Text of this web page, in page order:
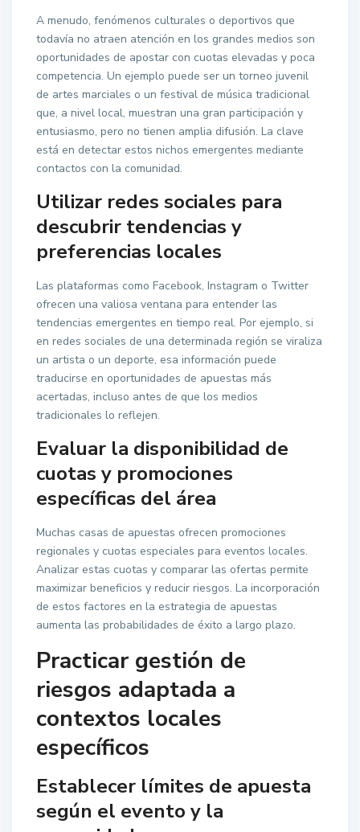
A menudo, fenómenos culturales o deportivos que
todavía no atraen atención en los grandes medios son
oportunidades de apostar con cuotas elevadas y poca
competencia. Un ejemplo puede ser un torneo juvenil
de artes marciales o un festival de música tradicional
que, a nivel local, muestran una gran participación y
entusiasmo, pero no tienen amplia difusión. La clave
está en detectar estos nichos emergentes mediante
contactos con la comunidad.
Utilizar redes sociales para
descubrir tendencias y
preferencias locales
Las plataformas como Facebook, Instagram o Twitter
ofrecen una valiosa ventana para entender las
tendencias emergentes en tiempo real. Por ejemplo, si
en redes sociales de una determinada región se viraliza
un artista o un deporte, esa información puede
traducirse en oportunidades de apuestas más
acertadas, incluso antes de que los medios
tradicionales lo reflejen.
Evaluar la disponibilidad de
cuotas y promociones
específicas del área
Muchas casas de apuestas ofrecen promociones
regionales y cuotas especiales para eventos locales.
Analizar estas cuotas y comparar las ofertas permite
maximizar beneficios y reducir riesgos. La incorporación
de estos factores en la estrategia de apuestas
aumenta las probabilidades de éxito a largo plazo.
Practicar gestión de
riesgos adaptada a
contextos locales
específicos
Establecer límites de apuesta
según el evento y la